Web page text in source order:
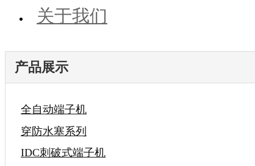
关于我们
产品展示
全自动端子机
穿防水塞系列
IDC刺破式端子机